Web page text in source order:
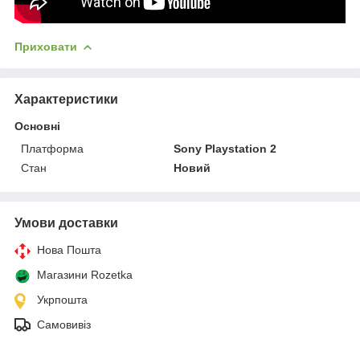
Приховати
Характеристики
Основні
Платформа
Sony Playstation 2
Стан
Новий
Умови доставки
Нова Пошта
Магазини Rozetka
Укрпошта
Самовивіз